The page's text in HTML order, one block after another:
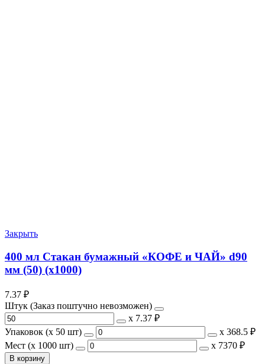
Закрыть
400 мл Стакан бумажный «КОФЕ и ЧАЙ» d90
мм (50) (х1000)
7.37 ₽
Штук (Заказ поштучно невозможен)
х 7.37 ₽
Упаковок (x 50 шт)
х 368.5 ₽
Мест (x 1000 шт)
х 7370 ₽
В корзину